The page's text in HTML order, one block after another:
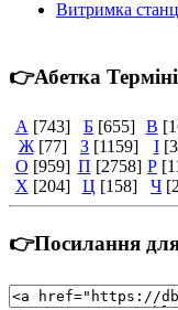
Витримка
👉Абетка
А [743] Б [655] В
Ж [77] З [1159] І
О [959] П [2758] Р
Х [204] Ц [158] Ч
👉Посилання